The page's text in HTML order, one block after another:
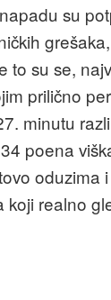
su
to su se,
prilično
minutu
poena
oduzima
koji realno